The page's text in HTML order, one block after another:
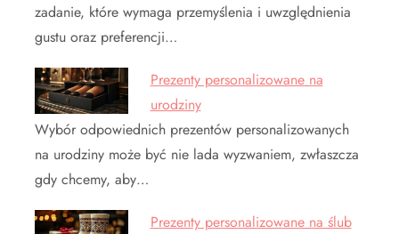
zadanie, które wymaga przemyślenia i uwzględnienia
gustu oraz preferencji…
Prezenty personalizowane na
urodziny
Wybór odpowiednich prezentów personalizowanych
na urodziny może być nie lada wyzwaniem, zwłaszcza
gdy chcemy, aby…
Prezenty personalizowane na ślub